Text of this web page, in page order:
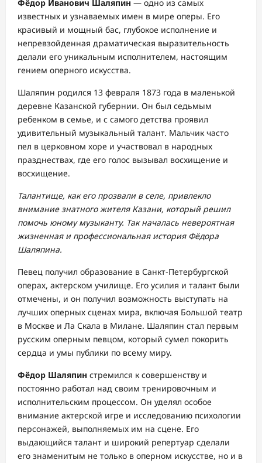
Фёдор Иванович Шаляпин — одно из самых
известных и узнаваемых имен в мире оперы. Его
красивый и мощный бас, глубокое исполнение и
непревзойденная драматическая выразительность
делали его уникальным исполнителем, настоящим
гением оперного искусства.
Шаляпин родился 13 февраля 1873 года в маленькой
деревне Казанской губернии. Он был седьмым
ребенком в семье, и с самого детства проявил
удивительный музыкальный талант. Мальчик часто
пел в церковном хоре и участвовал в народных
празднествах, где его голос вызывал восхищение и
восхищение.
Талантище, как его прозвали в селе, привлекло
внимание знатного жителя Казани, который решил
помочь юному музыканту. Так началась невероятная
жизненная и профессиональная история Фёдора
Шаляпина.
Певец получил образование в Санкт-Петербургской
операх, актерском училище. Его усилия и талант были
отмечены, и он получил возможность выступать на
лучших оперных сценах мира, включая Большой театр
в Москве и Ла Скала в Милане. Шаляпин стал первым
русским оперным певцом, который сумел покорить
сердца и умы публики по всему миру.
Фёдор Шаляпин стремился к совершенству и
постоянно работал над своим тренировочным и
исполнительским процессом. Он уделял особое
внимание актерской игре и исследованию психологии
персонажей, выполняемых им на сцене. Его
выдающийся талант и широкий репертуар сделали
его знаменитым не только в оперном искусстве, но и в